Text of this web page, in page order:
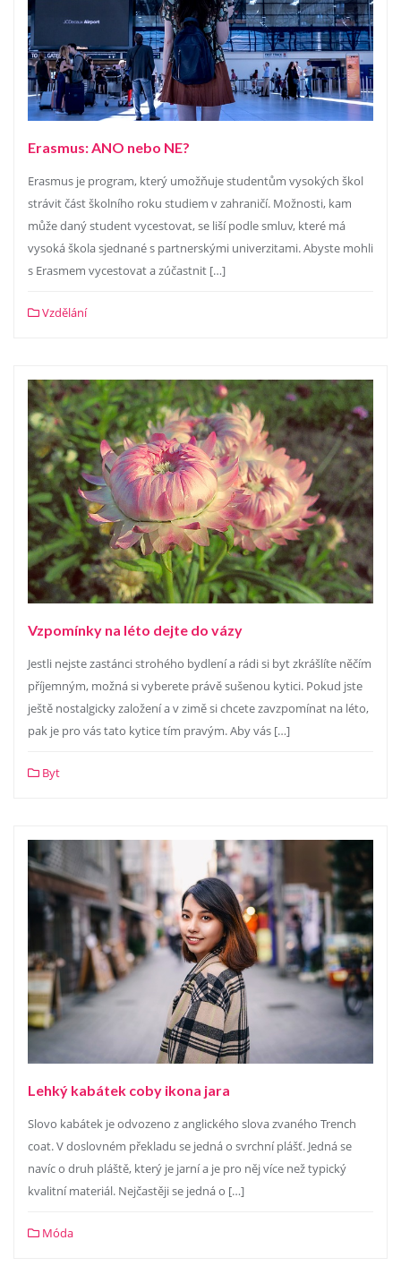
Erasmus: ANO nebo NE?
Erasmus je program, který umožňuje studentům vysokých škol
strávit část školního roku studiem v zahraničí. Možnosti, kam
může daný student vycestovat, se liší podle smluv, které má
vysoká škola sjednané s partnerskými univerzitami. Abyste mohli
s Erasmem vycestovat a zúčastnit […]
Vzdělání
Vzpomínky na léto dejte do vázy
Jestli nejste zastánci strohého bydlení a rádi si byt zkrášlíte něčím
příjemným, možná si vyberete právě sušenou kytici. Pokud jste
ještě nostalgicky založení a v zimě si chcete zavzpomínat na léto,
pak je pro vás tato kytice tím pravým. Aby vás […]
Byt
Lehký kabátek coby ikona jara
Slovo kabátek je odvozeno z anglického slova zvaného Trench
coat. V doslovném překladu se jedná o svrchní plášť. Jedná se
navíc o druh pláště, který je jarní a je pro něj více než typický
kvalitní materiál. Nejčastěji se jedná o […]
Móda